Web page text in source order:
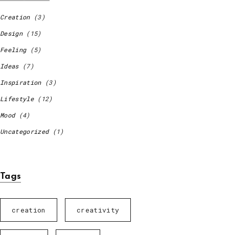
Creation(3)
Design(15)
Feeling(5)
Ideas(7)
Inspiration(3)
Lifestyle(12)
Mood(4)
Uncategorized(1)
Tags
creation creativity